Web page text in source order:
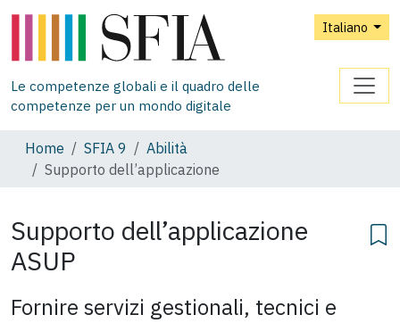
Italiano
Le competenze globali e il quadro delle
competenze per un mondo digitale
Home SFIA 9
Abilità
Supporto dell’applicazione
Supporto dell’applicazione
ASUP
Fornire servizi gestionali, tecnici e